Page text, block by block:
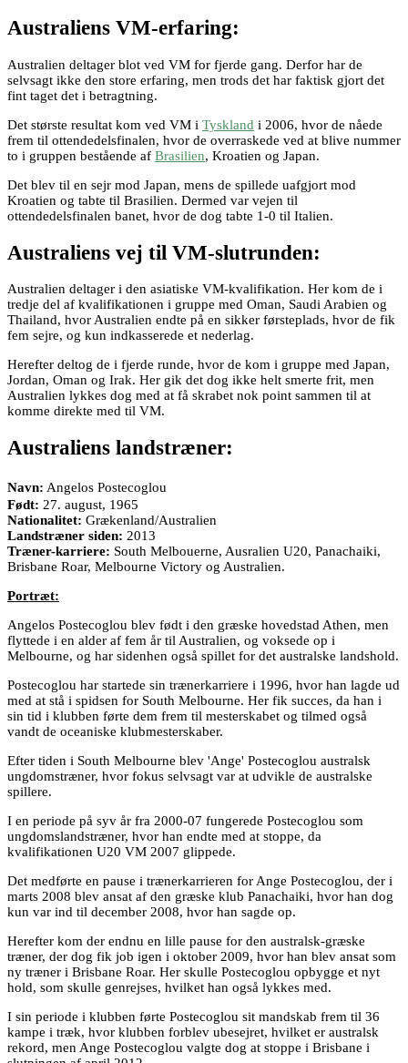
Australiens VM-erfaring:
Australien deltager blot ved VM for fjerde gang. Derfor har de
selvsagt ikke den store erfaring, men trods det har faktisk gjort det
fint taget det i betragtning.
Det største resultat kom ved VM i Tyskland i 2006, hvor de nåede
frem til ottendedelsfinalen, hvor de overraskede ved at blive nummer
to i gruppen bestående af Brasilien, Kroatien og Japan.
Det blev til en sejr mod Japan, mens de spillede uafgjort mod
Kroatien og tabte til Brasilien. Dermed var vejen til
ottendedelsfinalen banet, hvor de dog tabte 1-0 til Italien.
Australiens vej til VM-slutrunden:
Australien deltager i den asiatiske VM-kvalifikation. Her kom de i
tredje del af kvalifikationen i gruppe med Oman, Saudi Arabien og
Thailand, hvor Australien endte på en sikker førsteplads, hvor de fik
fem sejre, og kun indkasserede et nederlag.
Herefter deltog de i fjerde runde, hvor de kom i gruppe med Japan,
Jordan, Oman og Irak. Her gik det dog ikke helt smerte frit, men
Australien lykkes dog med at få skrabet nok point sammen til at
komme direkte med til VM.
Australiens landstræner:
Navn: Angelos Postecoglou
Født: 27. august, 1965
Nationalitet: Grækenland/Australien
Landstræner siden: 2013
Træner-karriere: South Melbouerne, Ausralien U20, Panachaiki,
Brisbane Roar, Melbourne Victory og Australien.
Portræt:
Angelos Postecoglou blev født i den græske hovedstad Athen, men
flyttede i en alder af fem år til Australien, og voksede op i
Melbourne, og har sidenhen også spillet for det australske landshold.
Postecoglou har startede sin trænerkarriere i 1996, hvor han lagde ud
med at stå i spidsen for South Melbourne. Her fik succes, da han i
sin tid i klubben førte dem frem til mesterskabet og tilmed også
vandt de oceaniske klubmesterskaber.
Efter tiden i South Melbourne blev 'Ange' Postecoglou australsk
ungdomstræner, hvor fokus selvsagt var at udvikle de australske
spillere.
I en periode på syv år fra 2000-07 fungerede Postecoglou som
ungdomslandstræner, hvor han endte med at stoppe, da
kvalifikationen U20 VM 2007 glippede.
Det medførte en pause i trænerkarrieren for Ange Postecoglou, der i
marts 2008 blev ansat af den græske klub Panachaiki, hvor han dog
kun var ind til december 2008, hvor han sagde op.
Herefter kom der endnu en lille pause for den australsk-græske
træner, der dog fik job igen i oktober 2009, hvor han blev ansat som
ny træner i Brisbane Roar. Her skulle Postecoglou opbygge et nyt
hold, som skulle genrejses, hvilket han også lykkes med.
I sin periode i klubben førte Postecoglou sit mandskab frem til 36
kampe i træk, hvor klubben forblev ubesejret, hvilket er australsk
rekord, men Ange Postecoglou valgte dog at stoppe i Brisbane i